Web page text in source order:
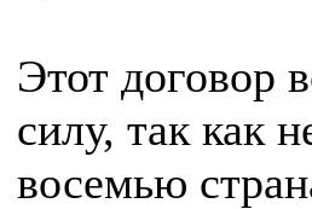
Этот договор
силу, так как
восемью